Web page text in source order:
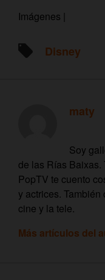
Imágenes |
Disney
maty
Soy
de las Rías
PopTV te cuento
y actrices.
cine y la tele.
Más artículos del